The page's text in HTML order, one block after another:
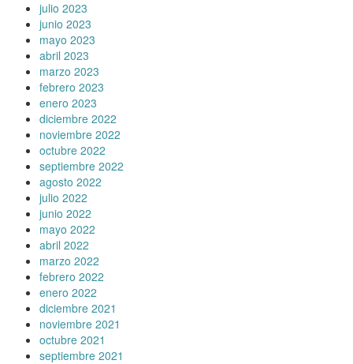
julio 2023
junio 2023
mayo 2023
abril 2023
marzo 2023
febrero 2023
enero 2023
diciembre 2022
noviembre 2022
octubre 2022
septiembre 2022
agosto 2022
julio 2022
junio 2022
mayo 2022
abril 2022
marzo 2022
febrero 2022
enero 2022
diciembre 2021
noviembre 2021
octubre 2021
septiembre 2021